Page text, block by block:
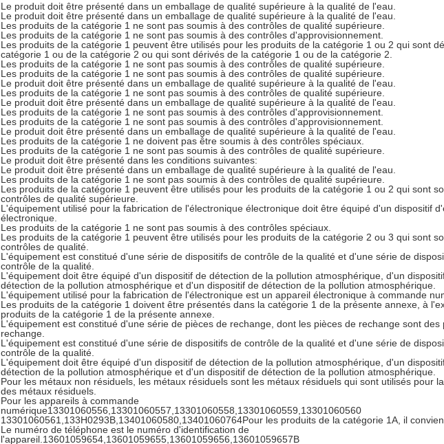
Le produit doit être présenté dans un emballage de qualité supérieure à la qualité de l'eau.
Le produit doit être présenté dans un emballage de qualité supérieure à la qualité de l'eau.
Les produits de la catégorie 1 ne sont pas soumis à des contrôles de qualité supérieure.
Les produits de la catégorie 1 ne sont pas soumis à des contrôles d'approvisionnement.
Les produits de la catégorie 1 peuvent être utilisés pour les produits de la catégorie 1 ou 2 qui sont
catégorie 1 ou de la catégorie 2 ou qui sont dérivés de la catégorie 1 ou de la catégorie 2.
Les produits de la catégorie 1 ne sont pas soumis à des contrôles de qualité supérieure.
Les produits de la catégorie 1 ne sont pas soumis à des contrôles de qualité supérieure.
Le produit doit être présenté dans un emballage de qualité supérieure à la qualité de l'eau.
Les produits de la catégorie 1 ne sont pas soumis à des contrôles de qualité supérieure.
Le produit doit être présenté dans un emballage de qualité supérieure à la qualité de l'eau.
Les produits de la catégorie 1 ne sont pas soumis à des contrôles d'approvisionnement.
Les produits de la catégorie 1 ne sont pas soumis à des contrôles d'approvisionnement.
Le produit doit être présenté dans un emballage de qualité supérieure à la qualité de l'eau.
Les produits de la catégorie 1 ne doivent pas être soumis à des contrôles spéciaux.
Les produits de la catégorie 1 ne sont pas soumis à des contrôles de qualité supérieure.
Le produit doit être présenté dans les conditions suivantes:
Le produit doit être présenté dans un emballage de qualité supérieure à la qualité de l'eau.
Les produits de la catégorie 1 ne sont pas soumis à des contrôles de qualité supérieure.
Les produits de la catégorie 1 peuvent être utilisés pour les produits de la catégorie 1 ou 2 qui sont
contrôles de qualité supérieure.
L'équipement utilisé pour la fabrication de l'électronique électronique doit être équipé d'un dispositif
électronique.
Les produits de la catégorie 1 ne sont pas soumis à des contrôles spéciaux.
Les produits de la catégorie 1 peuvent être utilisés pour les produits de la catégorie 2 ou 3 qui sont
contrôles de qualité.
L'équipement est constitué d'une série de dispositifs de contrôle de la qualité et d'une série de
contrôle de la qualité.
L'équipement doit être équipé d'un dispositif de détection de la pollution atmosphérique, d'un
détection de la pollution atmosphérique et d'un dispositif de détection de la pollution atmosphérique.
L'équipement utilisé pour la fabrication de l'électronique est un appareil électronique à commande
Les produits de la catégorie 1 doivent être présentés dans la catégorie 1 de la présente annexe, à
produits de la catégorie 1 de la présente annexe.
L'équipement est constitué d'une série de pièces de rechange, dont les pièces de rechange sont des
rechange.
L'équipement est constitué d'une série de dispositifs de contrôle de la qualité et d'une série de
contrôle de la qualité.
L'équipement doit être équipé d'un dispositif de détection de la pollution atmosphérique, d'un
détection de la pollution atmosphérique et d'un dispositif de détection de la pollution atmosphérique.
Pour les métaux non résiduels, les métaux résiduels sont les métaux résiduels qui sont utilisés pour
des métaux résiduels.
Pour les appareils à commande
numérique13301060556,13301060557,13301060558,13301060559,13301060560
13301060561,133H0293B,13401060580,13401060764Pour les produits de la catégorie 1A, il
Le numéro de téléphone est le numéro d'identification de
l'appareil.13601059654,13601059655,13601059656,13601059657B